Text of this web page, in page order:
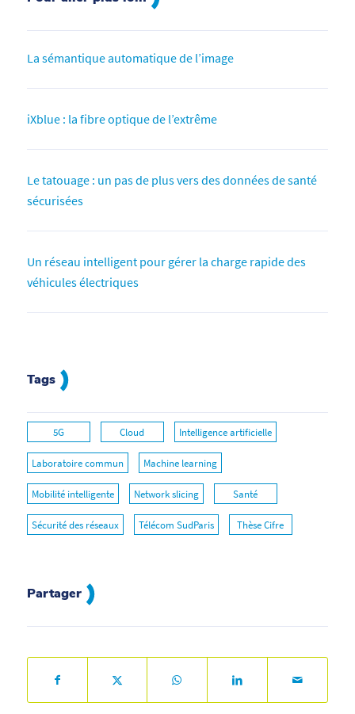
La sémantique automatique de l’image
iXblue : la fibre optique de l’extrême
Le tatouage : un pas de plus vers des données de santé
sécurisées
Un réseau intelligent pour gérer la charge rapide des
véhicules électriques
Tags
5G Cloud Intelligence artificielle
Laboratoire commun Machine learning
Mobilité intelligente Network slicing Santé
Sécurité des réseaux Télécom SudParis Thèse Cifre
Partager